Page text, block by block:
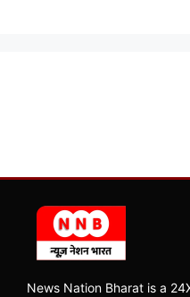
News Nation Bharat is a